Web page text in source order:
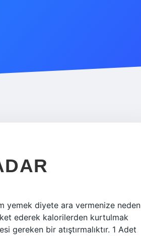
yemek diyete ara vermenize neden
ederek kalorilerden kurtulmak
gereken bir atıştırmalıktır. 1 Adet